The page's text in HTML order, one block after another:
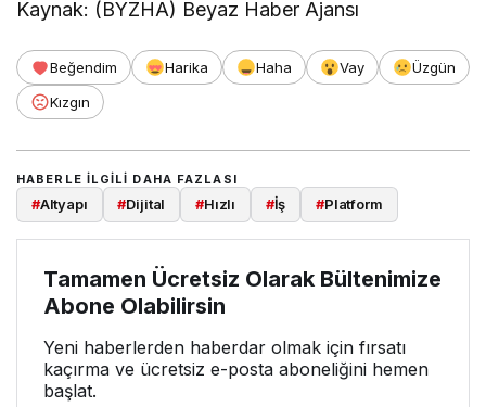
Kaynak: (BYZHA) Beyaz Haber Ajansı
Beğendim Harika Haha Vay
Üzgün
Kızgın
HABERLE ILGILI DAHA FAZLASI
#Altyapı #Dijital #Hızlı #İş #Platform
Tamamen Ücretsiz Olarak Bültenimize
Abone Olabilirsin
Yeni haberlerden haberdar olmak için fırsatı
kaçırma ve ücretsiz e-posta aboneliğini hemen
başlat.